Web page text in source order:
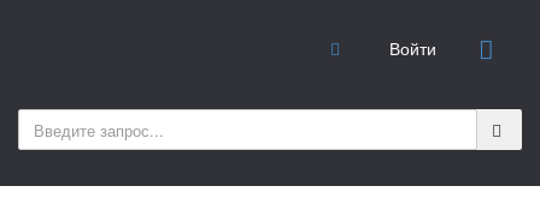
Войти